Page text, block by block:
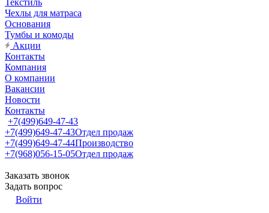
Текстиль
Чехлы для матраса
Основания
Тумбы и комоды
Акции
Контакты
Компания
О компании
Вакансии
Новости
Контакты
+7(499)649-47-43
+7(499)649-47-43Отдел продаж
+7(499)649-47-44Производство
+7(968)056-15-05Отдел продаж
Заказать звонок
Задать вопрос
Войти